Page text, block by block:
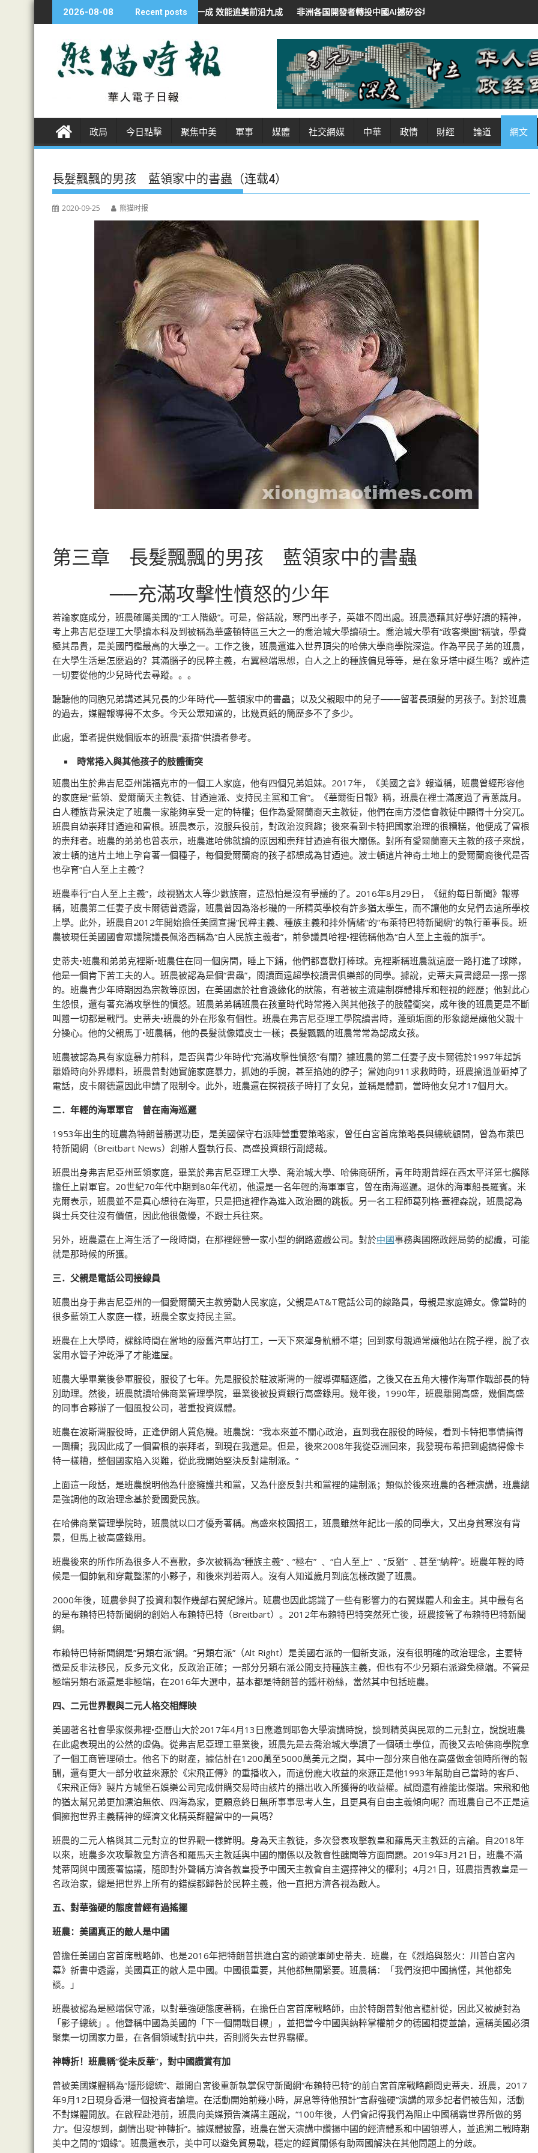
k
e
2026-08-08 Recent posts
學人：華AI投資不足美一成 效能追美前沿九成 非洲各国開發者轉投中國AI撼矽谷地位 低價開源招徠 紐時：華領導人將AI作軟實力
政局 今日點擊 聚焦中美 軍事 媒體 社交網媒 中華 政情 財經 論道 網文
長髮飄飄的男孩 藍領家中的書蟲（连载4）
2020-09-25 熊猫时报
第三章 長髮飄飄的男孩 藍領家中的書蟲
──充滿攻擊性憤怒的少年
若論家庭成分，班農確屬美國的“工人階級”。可是，俗話說，寒門出孝子，英雄不問出處。班農憑藉其好學好讀的精神，
考上弗吉尼亞理工大學讀本科及到被稱為華盛頓特區三大之一的喬治城大學讀碩士。喬治城大學有“政客樂園”稱號，學費
極其昂貴，是美國門檻最高的大學之一。工作之後，班農還進入世界頂尖的哈佛大學商學院深造。作為平民子弟的班農，
在大學生活是怎麼過的？其滿腦子的民粹主義，右翼極端思想，白人之上的種族偏見等等，是在象牙塔中誕生嗎？或許這
一切要從他的少兒時代去尋蹤。。。
聽聽他的同胞兄弟講述其兄長的少年時代──藍領家中的書蟲；以及父親眼中的兒子───留著長頭髮的男孩子。對於班農
的過去，媒體報導得不太多。今天公眾知道的，比幾頁紙的簡歷多不了多少。
此處，筆者提供幾個版本的班農“素描”供讀者參考。
時常捲入與其他孩子的肢體衝突
班農出生於弗吉尼亞州諾福克市的一個工人家庭，他有四個兄弟姐妹。2017年，《美國之音》報道稱，班農曾經形容他
的家庭是“藍領、愛爾蘭天主教徒、甘迺迪派、支持民主黨和工會”。《華爾街日報》稱，班農在裡士滿度過了青蔥歲月。
白人種族背景決定了班農一家能夠享受一定的特權；但作為愛爾蘭裔天主教徒，他們在南方浸信會教徒中顯得十分突兀。
班農自幼崇拜甘迺迪和雷根。班農表示，沒服兵役前，對政治沒興趣；後來看到卡特把國家治理的很糟糕，他便成了雷根
的崇拜者。班農的弟弟也曾表示，班農進哈佛就讀的原因和崇拜甘迺迪有很大關係。對所有愛爾蘭裔天主教的孩子來說，
波士頓的這片土地上孕育著一個種子，每個愛爾蘭裔的孩子都想成為甘迺迪。波士頓這片神奇土地上的愛爾蘭裔後代是否
也孕育“白人至上主義”？
班農奉行“白人至上主義”，歧視猶太人等少數族裔，這恐怕是沒有爭議的了。2016年8月29日，《紐約每日新聞》報導
稱，班農第二任妻子皮卡爾德曾透露，班農曾因為洛杉磯的一所精英學校有許多猶太學生，而不讓他的女兒們去這所學校
上學。此外，班農自2012年開始擔任美國宣揚“民粹主義、種族主義和排外情緒”的“布萊特巴特新聞網”的執行董事長。班
農被現任美國國會眾議院議長佩洛西稱為“白人民族主義者”，前參議員哈裡•裡德稱他為“白人至上主義的旗手”。
史蒂夫•班農和弟弟克裡斯•班農住在同一個房間，睡上下鋪，他們都喜歡打棒球。克裡斯稱班農就這麼一路打進了球隊，
他是一個肯下苦工夫的人。班農被認為是個“書蟲”，閱讀面遠超學校讀書俱樂部的同學。據說，史蒂夫買書總是一摞一摞
的。班農青少年時期因為宗教等原因，在美國處於社會邊緣化的狀態，有著被主流建制群體排斥和輕視的經歷；他對此心
生怨恨，還有著充滿攻擊性的憤怒。班農弟弟稱班農在孩童時代時常捲入與其他孩子的肢體衝突，成年後的班農更是不斷
叫囂一切都是戰鬥。史蒂夫•班農的外在形象有個性。班農在弗吉尼亞理工學院讀書時，蓬頭垢面的形象總是讓他父親十
分操心。他的父親馬丁•班農稱，他的長髮就像嬉皮士一樣；長髮飄飄的班農常常為認成女孩。
班農被認為具有家庭暴力前科，是否與青少年時代“充滿攻擊性憤怒”有關？據班農的第二任妻子皮卡爾德於1997年起訴
離婚時向外界爆料，班農曾對她實施家庭暴力，抓她的手腕，甚至掐她的脖子；當她向911求救時時，班農搶過並砸掉了
電話，皮卡爾德還因此申請了限制令。此外，班農還在探視孩子時打了女兒，並稱是體罰，當時他女兒才17個月大。
二．年輕的海軍軍官 曾在南海巡邏
1953年出生的班農為特朗普勝選功臣，是美國保守右派陣營重要策略家，曾任白宮首席策略長與總統顧問，曾為布萊巴
特新聞網（Breitbart News）創辦人暨執行長、高盛投資銀行副總裁。
班農出身弗吉尼亞州藍領家庭，畢業於弗吉尼亞理工大學、喬治城大學、哈佛商研所，青年時期曾經在西太平洋第七艦隊
擔任上尉軍官。20世紀70年代中期到80年代初，他還是一名年輕的海軍軍官，曾在南海巡邏。退休的海軍船長羅賓。米
克爾表示，班農並不是真心想待在海軍，只是把這裡作為進入政治圈的跳板。另一名工程師葛列格·蓋裡森說，班農認為
與士兵交往沒有價值，因此他很傲慢，不跟士兵往來。
另外，班農還在上海生活了一段時間，在那裡經營一家小型的網路遊戲公司。對於中國事務與國際政經局勢的認識，可能
就是那時候的所獲。
三．父親是電話公司接線員
班農出身于弗吉尼亞州的一個愛爾蘭天主教勞動人民家庭，父親是AT&T電話公司的線路員，母親是家庭婦女。像當時的
很多藍領工人家庭一樣，班農全家支持民主黨。
班農在上大學時，課餘時間在當地的廢舊汽車站打工，一天下來渾身骯髒不堪；回到家母親通常讓他站在院子裡，脫了衣
裳用水管子沖乾淨了才能進屋。
班農大學畢業後參軍服役，服役了七年。先是服役於駐波斯灣的一艘導彈驅逐艦，之後又在五角大樓作海軍作戰部長的特
別助理。然後，班農就讀哈佛商業管理學院，畢業後被投資銀行高盛錄用。幾年後，1990年，班農離開高盛，幾個高盛
的同事合夥辦了一個風投公司，著重投資媒體。
班農在波斯灣服役時，正逢伊朗人質危機。班農說：”我本來並不關心政治，直到我在服役的時候，看到卡特把事情搞得
一團糟；我因此成了一個雷根的崇拜者，到現在我還是。但是，後來2008年我從亞洲回來，我發現布希把到處搞得像卡
特一樣糟，整個國家陷入災難，從此我開始堅決反對建制派。”
上面這一段話，是班農說明他為什麼擁護共和黨，又為什麼反對共和黨裡的建制派；類似於後來班農的各種演講，班農總
是強調他的政治理念基於愛國愛民族。
在哈佛商業管理學院時，班農就以口才優秀著稱。高盛來校園招工，班農雖然年紀比一般的同學大，又出身貧寒沒有背
景，但馬上被高盛錄用。
班農後來的所作所為很多人不喜歡，多次被稱為”種族主義”﹑”極右” ﹑ “白人至上” ﹑”反猶” ﹑甚至”納粹”。班農年輕的時
候是一個帥氣和穿戴整潔的小夥子，和後來判若兩人。沒有人知道歲月到底怎樣改變了班農。
2000年後，班農參與了投資和製作幾部右翼紀錄片。班農也因此認識了一些有影響力的右翼媒體人和金主。其中最有名
的是布賴特巴特新聞網的創始人布賴特巴特（Breitbart）。2012年布賴特巴特突然死亡後，班農接管了布賴特巴特新聞
網。
布賴特巴特新聞網是”另類右派”網。”另類右派”（Alt Right）是美國右派的一個新支派，沒有很明確的政治理念，主要特
徵是反非法移民，反多元文化，反政治正確；一部分另類右派公開支持種族主義，但也有不少另類右派避免極端。不管是
極端另類右派還是非極端，在2016年大選中，基本都是特朗普的鐵杆粉絲，當然其中包括班農。
四、二元世界觀與二元人格交相輝映
美國著名社會學家傑弗裡•亞曆山大於2017年4月13日應邀到耶魯大學演講時說，談到精英與民眾的二元對立，說說班農
在此處表現出的公然的虛偽。從弗吉尼亞理工畢業後，班農先是去喬治城大學讀了一個碩士學位，而後又去哈佛商學院拿
了一個工商管理碩士。他名下的財產，據估計在1200萬至5000萬美元之間，其中一部分來自他在高盛做金領時所得的報
酬，還有更大一部分收益來源於《宋飛正傳》的重播收入，而這份龐大收益的來源正是他1993年幫助自己當時的客戶、
《宋飛正傳》製片方城堡石娛樂公司完成併購交易時由該片的播出收入所獲得的收益權。試問還有誰能比傑瑞。宋飛和他
的猶太幫兄弟更加漂泊無依、四海為家，更願意終日無所事事思考人生，且更具有自由主義傾向呢？而班農自己不正是這
個擁抱世界主義精神的經濟文化精英群體當中的一員嗎？
班農的二元人格與其二元對立的世界觀一樣鮮明。身為天主教徒，多次發表攻擊教皇和羅馬天主教廷的言論。自2018年
以來，班農多次攻擊教皇方濟各和羅馬天主教廷與中國的關係以及教會性醜聞等方面問題。2019年3月21日，班農不滿
梵蒂岡與中國簽署協議，隨即對外聲稱方濟各教皇授予中國天主教會自主選擇神父的權利；4月21日，班農指責教皇是一
名政治家，總是把世界上所有的錯誤都歸咎於民粹主義，他一直把方濟各視為敵人。
五、對華強硬的態度曾經有過搖擺
班農：美國真正的敵人是中國
曾擔任美國白宮首席戰略師、也是2016年把特朗普拱進白宮的頭號軍師史蒂夫．班農，在《烈焰與怒火：川普白宮內
幕》新書中透露，美國真正的敵人是中國。中國很重要，其他都無關緊要。班農稱：「我們沒把中國搞懂，其他都免
談。」
班農被認為是極端保守派，以對華強硬態度著稱，在擔任白宮首席戰略師，由於特朗普對他言聽計從，因此又被謔封為
「影子總統」。他聲稱中國為美國的「下一個開戰目標」，並把當今中國與納粹掌權前夕的德國相提並論，還稱美國必須
聚集一切國家力量，在各個領域對抗中共，否則將失去世界霸權。
神轉折！班農稱“從未反華”，對中國讚賞有加
曾被美國媒體稱為“隱形總統”、離開白宮後重新執掌保守新聞網“布賴特巴特”的前白宮首席戰略顧問史蒂夫．班農，2017
年9月12日現身香港一個投資者論壇。在活動開始前幾小時，屏息等待他預計“言辭強硬”演講的眾多記者們被告知，活動
不對媒體開放。在啟程赴港前，班農向美媒預告演講主題說，“100年後，人們會記得我們為阻止中國稱霸世界所做的努
力”。但沒想到，劇情出現“神轉折”。據媒體披露，班農在當天演講中讚揚中國的經濟體系和中國領導人，並追溯二戰時期
美中之間的“姻緣”。班農還表示，美中可以避免貿易戰，穩定的經貿關係有助兩國解決在其他問題上的分歧。